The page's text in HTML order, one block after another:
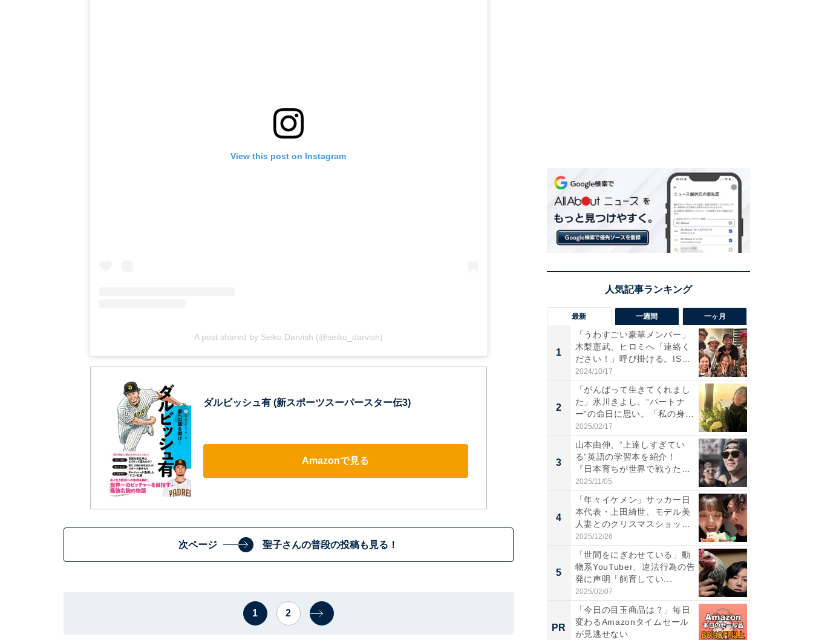
View this post on Instagram
A post shared by Seiko Darvish (@seiko_darvish)
ダルビッシュ有 (新スポーツスーパースター伝3)
Amazonで見る
次ページ 聖子さんの普段の投稿も見る！
1 2
最新 一週間 一ヶ月
1
「うわすごい豪華メンバー」
木梨憲武、ヒロミへ「連絡く
ださい！」呼び掛ける。IS
S...
2024/10/17
2
「がんばって生きてくれまし
た」氷川きよし、“パートナ
ー”の命日に思い。「私の身
体...
2025/02/17
3
山本由伸、“上達しすぎてい
る”英語の学習本を紹介！
『日本育ちが世界で戦うため
の...
2025/11/05
4
「年々イケメン」サッカー日
本代表・上田綺世、モデル美
人妻とのクリスマスショット
に...
2025/12/26
5
「世間をにぎわせている」動
物系YouTuber、違法行為の告
発に声明「飼育してい...
2025/02/07
PR
「今日の目玉商品は？」毎日
変わるAmazonタイムセール
が見逃せない